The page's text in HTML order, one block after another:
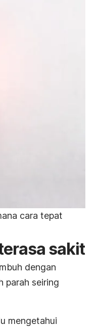
cara tepat
sakit
dengan
parah seiring
mengetahui